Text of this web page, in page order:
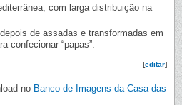
com larga distribuição na
de assadas e transformadas em
confecionar “papas”.
[editar]
no Banco de Imagens da Casa das